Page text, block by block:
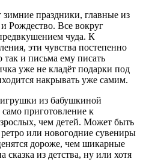
праздники, главные из
Рождество. Все вокруг
чуда. К
эти чувства постепенно
так и письма ему писать
уже не кладёт подарки под
накрывать уже самим.
из бабушкиной
само приготовление к
чем детей. Может быть
или новогодние сувениры
дороже, чем шикарные
из детства, ну или хотя